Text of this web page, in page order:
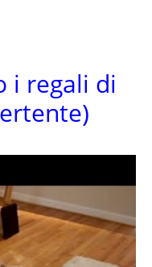
i regali di